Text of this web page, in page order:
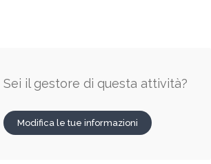
Sei il gestore di questa attività?
Modifica le tue informazioni